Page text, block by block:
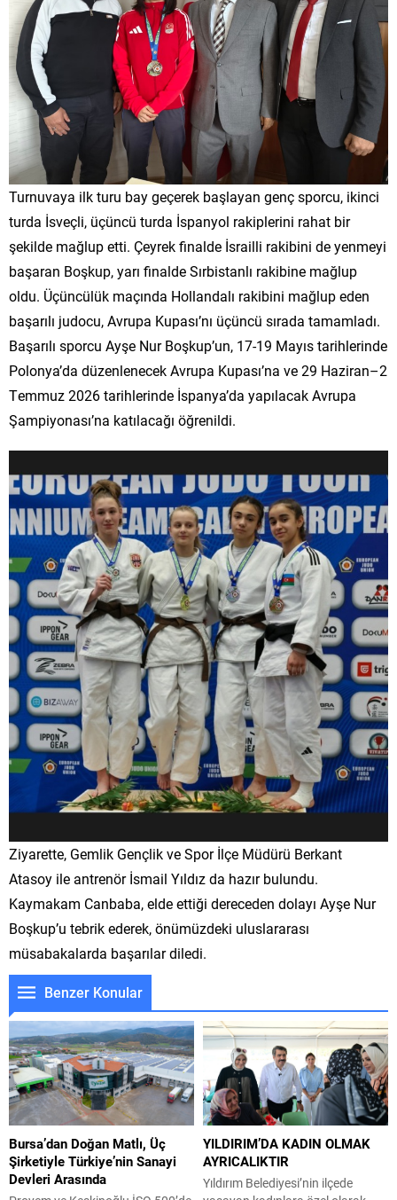
Turnuvaya ilk turu bay geçerek başlayan genç sporcu, ikinci
turda İsveçli, üçüncü turda İspanyol rakiplerini rahat bir
şekilde mağlup etti. Çeyrek finalde İsrailli rakibini de yenmeyi
başaran Boşkup, yarı finalde Sırbistanlı rakibine mağlup
oldu. Üçüncülük maçında Hollandalı rakibini mağlup eden
başarılı judocu, Avrupa Kupası’nı üçüncü sırada tamamladı.
Başarılı sporcu Ayşe Nur Boşkup’un, 17-19 Mayıs tarihlerinde
Polonya’da düzenlenecek Avrupa Kupası’na ve 29 Haziran–2
Temmuz 2026 tarihlerinde İspanya’da yapılacak Avrupa
Şampiyonası’na katılacağı öğrenildi.
Ziyarette, Gemlik Gençlik ve Spor İlçe Müdürü Berkant
Atasoy ile antrenör İsmail Yıldız da hazır bulundu.
Kaymakam Canbaba, elde ettiği dereceden dolayı Ayşe Nur
Boşkup’u tebrik ederek, önümüzdeki uluslararası
müsabakalarda başarılar diledi.
Benzer Konular
Bursa’dan Doğan Matlı, Üç
Şirketiyle Türkiye’nin Sanayi
Devleri Arasında
YILDIRIM’DA KADIN OLMAK
AYRICALIKTIR
Yıldırım Belediyesi’nin ilçede